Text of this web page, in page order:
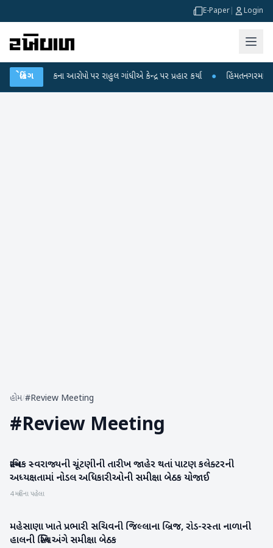
E-Paper Login
બ્રેકિંગલીકના આરોપો પર રાહુલ ગાંધીએ કેન્દ્ર પર પ્રહાર કર્યા ● હિંમતનગરમાં
હોમ/#Review Meeting
#Review Meeting
પાટણ
સ્થાનિક સ્વરાજ્યની ચૂંટણીની તારીખ જાહેર થતાં પાટણ કલેક્ટરની
અધ્યક્ષતામાં નોડલ અધિકારીઓની સમીક્ષા બેઠક યોજાઈ
4 મહિના પહેલા
મહેસાણા
મહેસાણા ખાતે પ્રભારી સચિવની જિલ્લાના બ્રિજ, રોડ-રસ્તા નાળાની
હાલની સ્થિતિ અંગે સમીક્ષા બેઠક